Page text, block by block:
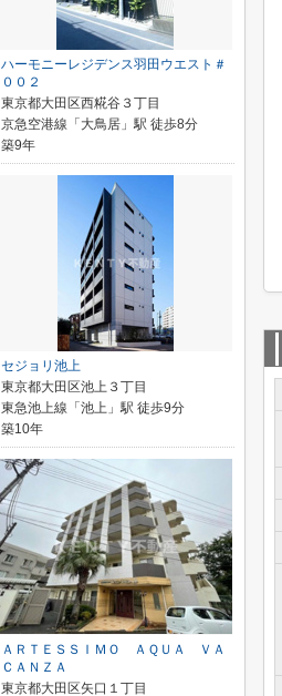
ハーモニーレジデンス羽田ウエスト＃
００２
東京都大田区西糀谷３丁目
京急空港線「大鳥居」駅 徒歩8分
築9年
セジョリ池上
東京都大田区池上３丁目
東急池上線「池上」駅 徒歩9分
築10年
ＡＲＴＥＳＳＩＭＯ ＡＱＵＡ ＶＡ
ＣＡＮＺＡ
東京都大田区矢口１丁目